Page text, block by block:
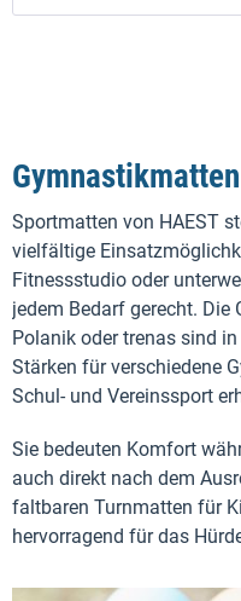
Sportmatten von HAEST
vielfältige
Fitnessstudio oder
jedem Bedarf gerecht.
Polanik oder trenas sind
Stärken für verschiedene
Schul- und Vereinssport
Sie bedeuten Komfort
auch direkt nach dem
faltbaren Turnmatten für
hervorragend für das